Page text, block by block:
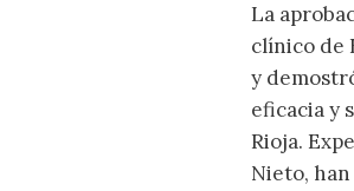
La
clínico de
y
eficacia y
Rioja.
Nieto,